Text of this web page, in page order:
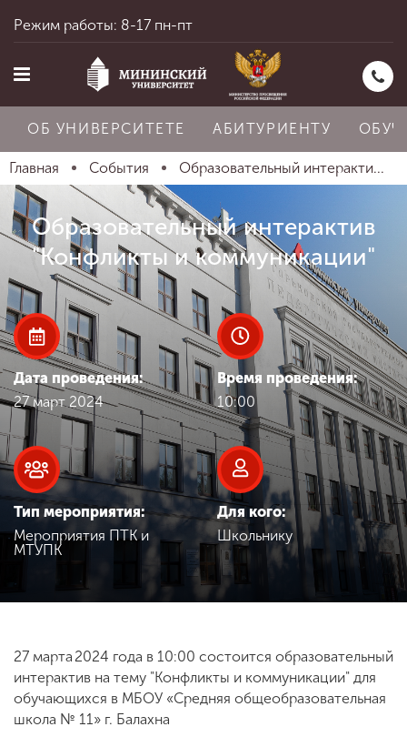
Главная
Об университете
Абитуриенту
Обучение
Наука
Международная
деятельность
Студенческая жизнь
Режим работы: 8-17 пн-пт
ОБ УНИВЕРСИТЕТЕ АБИТУРИЕНТУ
Главная События Образовательный интеракти...
Образовательный интерактив
"Конфликты и коммуникации"
Дата проведения:
27 март 2024
Время проведения:
10:00
Тип мероприятия:
Мероприятия ПТК и
МТУПК
Для кого:
Школьнику
27 марта 2024 года в 10:00 состоится образовательный
интерактив на тему "Конфликты и коммуникации" для
обучающихся в МБОУ «Средняя общеобразовательная
школа № 11» г. Балахна